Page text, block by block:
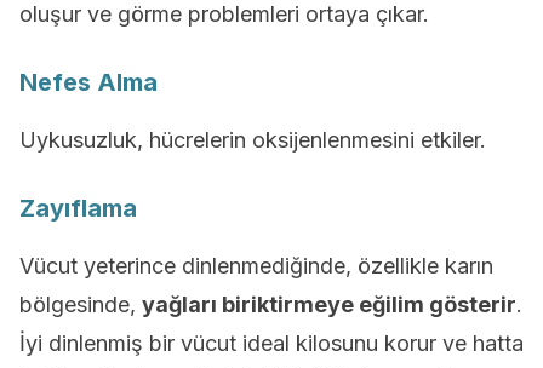
oluşur ve görme problemleri ortaya çıkar.
Nefes Alma
Uykusuzluk, hücrelerin oksijenlenmesini etkiler.
Zayıflama
Vücut yeterince dinlenmediğinde, özellikle karın
bölgesinde, yağları biriktirmeye eğilim gösterir.
İyi dinlenmiş bir vücut ideal kilosunu korur ve hatta